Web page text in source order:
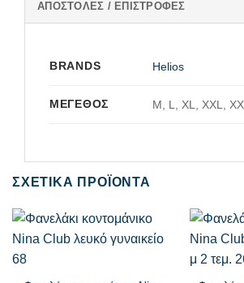
ΑΠΟΣΤΟΛΈΣ / ΕΠΙΣΤΡΟΦΈΣ
BRANDS Helios
ΜΈΓΕΘΟΣ M, L, XL, XXL,
ΣΧΕΤΙΚΆ ΠΡΟΪΌΝΤΑ